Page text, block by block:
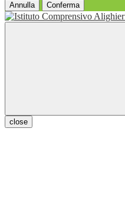
Annulla Conferma
close